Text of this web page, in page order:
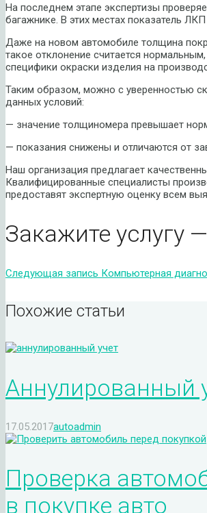
На последнем этапе экспертизы
багажнике. В этих местах показатель
Даже на новом автомобиле толщина
такое отклонение считается
специфики окраски изделия на
Таким образом, можно с уверенностью
данных условий:
— значение толщиномера превышает
— показания снижены и отличаются от
Наш организация предлагает
Квалифицированные специалисты
предоставят экспертную оценку всем
Закажите услугу —
Следующая запись Компьютерная
Похожие статьи
Аннулированный
17.05.2017autoadmin
Проверка
в покупке авто